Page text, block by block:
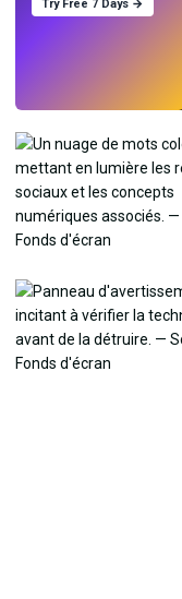
Try Free 7 Days →